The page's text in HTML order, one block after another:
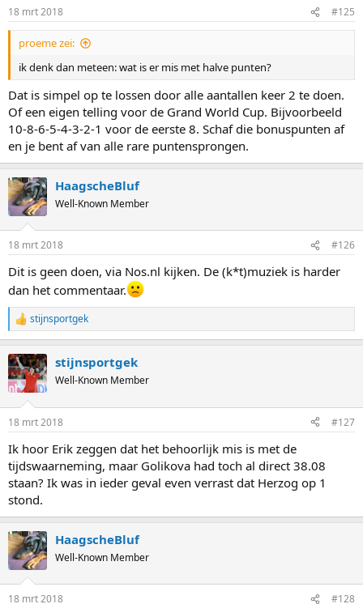
s
:
18 mrt 2018 #125
proeme zei:
ik denk dan meteen: wat is er mis met halve punten?
Dat is simpel op te lossen door alle aantallen keer 2 te doen.
Of een eigen telling voor de Grand World Cup. Bijvoorbeeld
10-8-6-5-4-3-2-1 voor de eerste 8. Schaf die bonuspunten af
en je bent af van alle rare puntensprongen.
HaagscheBluf
Well-Known Member
18 mrt 2018 #126
Dit is geen doen, via Nos.nl kijken. De (k*t)muziek is harder
dan het commentaar.
R
e
c
t
i
s
stijnsportgek
stijnsportgek
Well-Known Member
18 mrt 2018 #127
Ik hoor Erik zeggen dat het behoorlijk mis is met de
tijdswaarneming, maar Golikova had toch al direct 38.08
staan? Ik was in ieder geval even verrast dat Herzog op 1
stond.
HaagscheBluf
Well-Known Member
18 mrt 2018 #128